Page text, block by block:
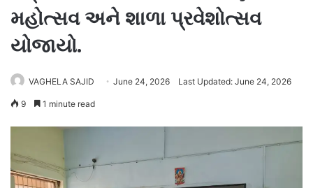
મહોત્સવ અને શાળા પ્રવેશોત્સવ
યોજાયો.
VAGHELA SAJID June 24, 2026 Last Updated: June 24, 2026
9 1 minute read